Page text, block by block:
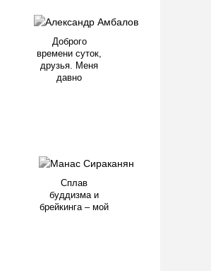
Доброго
времени суток,
друзья. Меня
давно
Сплав
буддизма и
брейкинга – мой